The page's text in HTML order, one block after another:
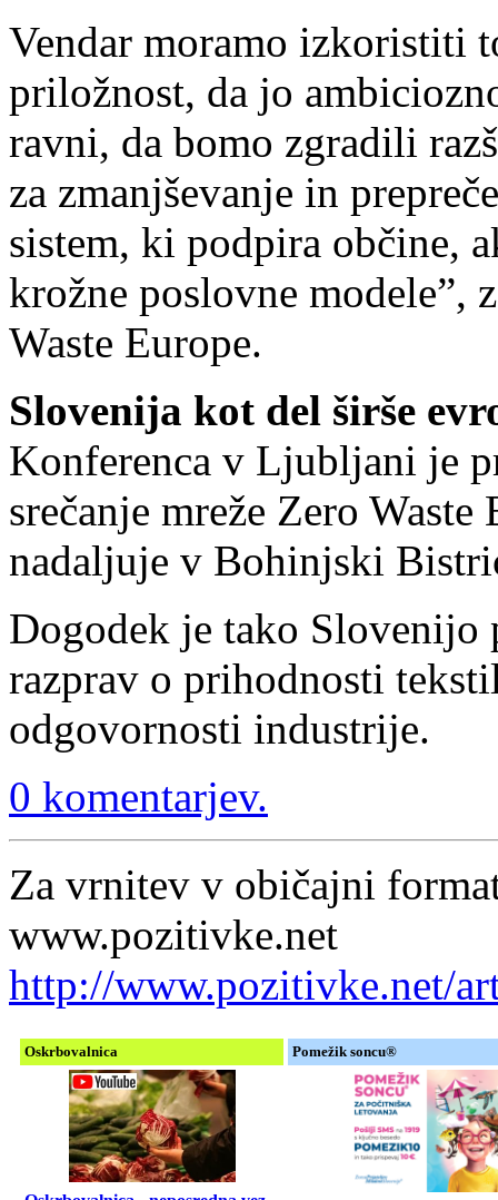
Vendar moramo izkoristiti
priložnost, da jo
ravni, da bomo zgradili
za zmanjševanje in
sistem, ki podpira občine,
krožne poslovne modele”,
Waste Europe.
Slovenija kot del širše
Konferenca v Ljubljani je
srečanje mreže Zero
nadaljuje v Bohinjski
Dogodek je tako Slovenijo
razprav o prihodnosti
odgovornosti industrije.
0 komentarjev.
Za vrnitev v običajni
www.pozitivke.net
http://www.pozitivke.net/
Oskrbovalnica Pomežik soncu®